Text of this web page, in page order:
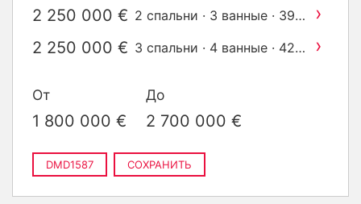
2 250 000 € 2 спальни · 3 ванные · 396
›
2 250 000 € 3 спальни · 4 ванные · 424
›
От
1 800 000 €
До
2 700 000 €
DMD1587 СОХРАНИТЬ